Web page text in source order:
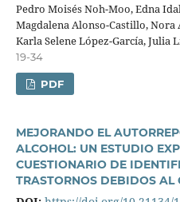
Pedro Moisés Noh-Moo, Edna
Magdalena Alonso-Castillo,
Karla Selene López-Garcí­a, Julia
19-34
PDF
MEJORANDO EL
ALCOHOL: UN ESTUDIO
CUESTIONARIO DE
TRASTORNOS DEBIDOS AL